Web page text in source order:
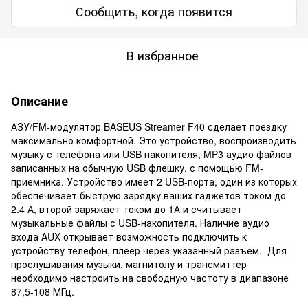
Сообщить, когда появится
В избранное
Описание
АЗУ/FM-модулятор BASEUS Streamer F40 сделает поездку
максимально комфортной. Это устройство, воспроизводить
музыку с телефона или USB накопителя, MP3 аудио файлов
записанных на обычную USB флешку, с помощью FM-
приемника. Устройство имеет 2 USB-порта, один из которых
обеспечивает быструю зарядку ваших гаджетов током до
2.4 А, второй заряжает током до 1А и считывает
музыкальные файлы с USB-накопителя. Наличие аудио
входа AUX открывает возможность подключить к
устройству телефон, плеер через указанный разъем. Для
прослушивания музыки, магнитолу и трансмиттер
необходимо настроить на свободную частоту в диапазоне
87,5-108 МГц.